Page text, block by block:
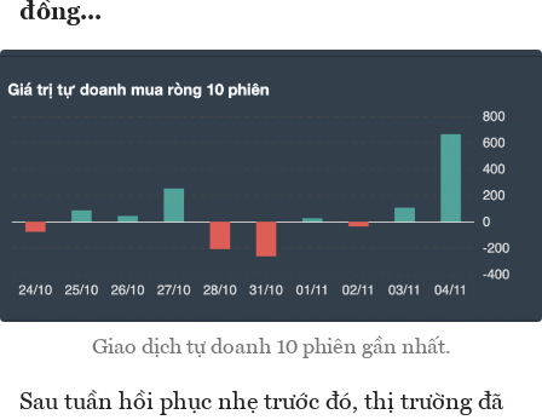
đồng...
Giao dịch tự doanh 10 phiên gần nhất.
Sau tuần hồi phục nhẹ trước đó, thị trường đã